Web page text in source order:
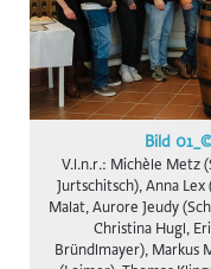
Notariatskammer für
Skiregion Hochkönig
Schlumberger
St. Peter Stiftskulinarium
Reiters Reserve
Schultz Gruppe
Bild
V.l.n.r.: Michèle Metz
Jurtschitsch), Anna
Malat, Aurore Jeudy
Christina Hugl,
Bründlmayer), Markus